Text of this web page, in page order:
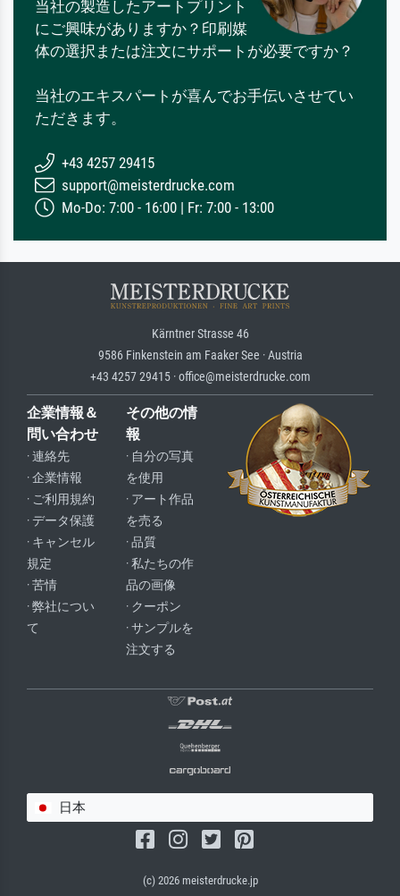
当社の製造したアートプリント
にご興味がありますか？印刷媒
体の選択または注文にサポートが必要ですか？
当社のエキスパートが喜んでお手伝いさせてい
ただきます。
+43 4257 29415
support@meisterdrucke.com
Mo-Do: 7:00 - 16:00 | Fr: 7:00 - 13:00
Kärntner Strasse 46
9586 Finkenstein am Faaker See · Austria
+43 4257 29415 · office@meisterdrucke.com
企業情報＆
問い合わせ
· 連絡先
· 企業情報
· ご利用規約
· データ保護
· キャンセル
規定
· 苦情
· 弊社につい
て
その他の情
報
· 自分の写真
を使用
· アート作品
を売る
· 品質
· 私たちの作
品の画像
· クーポン
· サンプルを
注文する
日本
(c) 2026 meisterdrucke.jp